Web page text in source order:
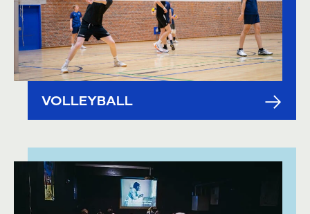
VOLLEYBALL